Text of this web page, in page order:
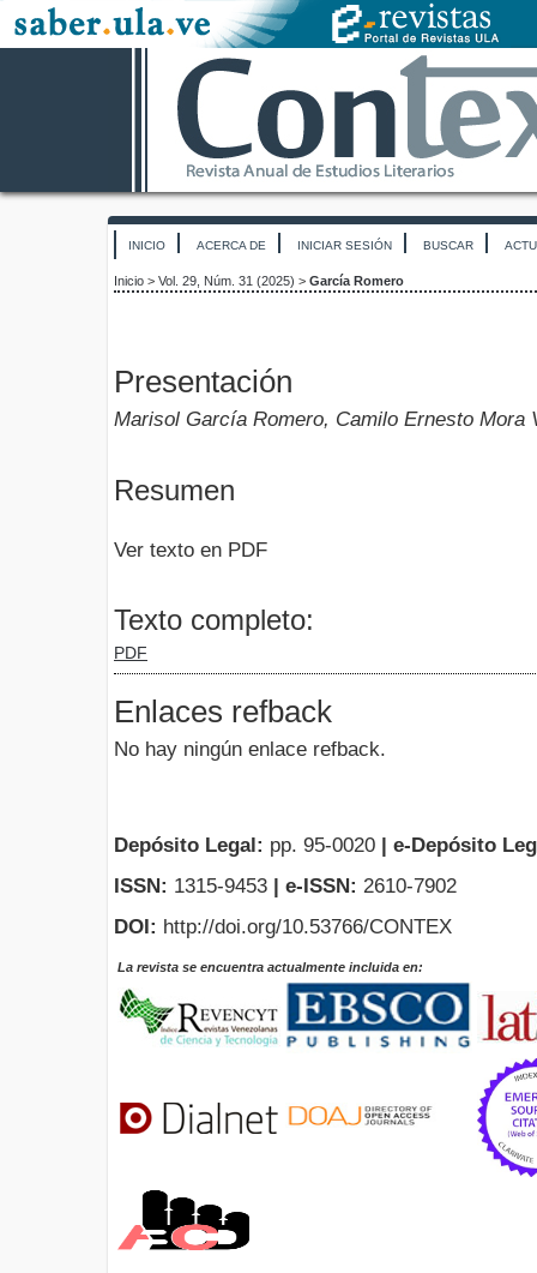
INICIO ACERCA DE INICIAR SESIÓN BUSCAR
Inicio > Vol. 29, Núm. 31 (2025) > García Romero
Presentación
Marisol García Romero, Camilo Ernesto Mora
Resumen
Ver texto en PDF
Texto completo:
PDF
Enlaces refback
No hay ningún enlace refback.
Depósito Legal: pp. 95-0020 | e-Depósito
ISSN: 1315-9453 | e-ISSN: 2610-7902
DOI: http://doi.org/10.53766/CONTEX
La revista se encuentra actualmente incluida en: